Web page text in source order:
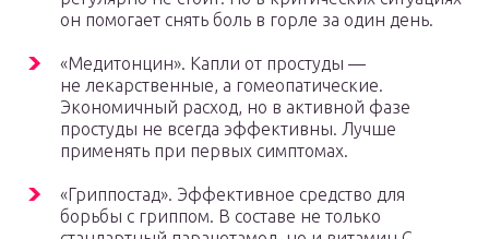
он помогает снять боль в горле за один день.
«Медитонцин». Капли от простуды —
не лекарственные, а гомеопатические.
Экономичный расход, но в активной фазе
простуды не всегда эффективны. Лучше
применять при первых симптомах.
«Гриппостад». Эффективное средство для
борьбы с гриппом. В составе не только